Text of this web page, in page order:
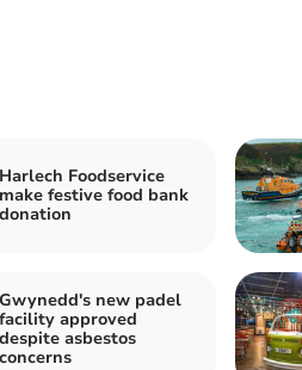
Harlech Foodservice
make festive food bank
donation
Gwynedd's new padel
facility approved
despite asbestos
concerns